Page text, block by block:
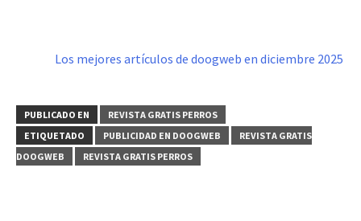
Los mejores artículos de doogweb en diciembre 2025
PUBLICADO EN
REVISTA GRATIS PERROS
ETIQUETADO
PUBLICIDAD EN DOOGWEB
REVISTA GRATIS
DOOGWEB
REVISTA GRATIS PERROS